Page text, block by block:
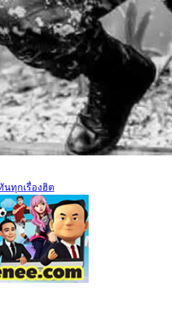
ทุกเรื่องฮิต